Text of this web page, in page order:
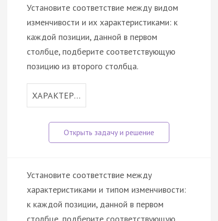
Установите соответствие между видом
изменчивости и их характеристиками: к
каждой позиции, данной в первом
столбце, подберите соответствующую
позицию из второго столбца.
ХАРАКТЕР…
Установите соответствие между
характеристиками и типом изменчивости:
к каждой позиции, данной в первом
столбце, подберите соответствующую